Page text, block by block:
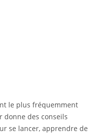
le plus fréquemment
donne des conseils
se lancer, apprendre de